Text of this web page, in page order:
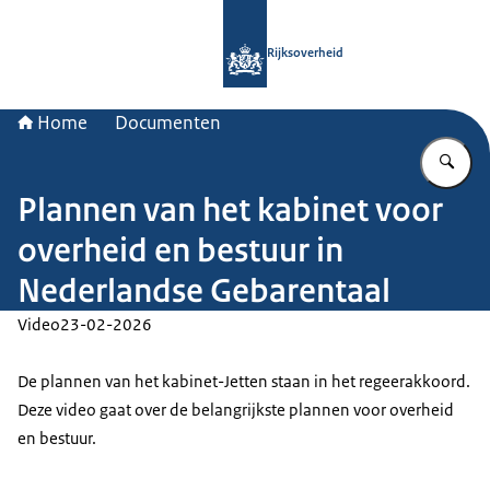
Rijksoverheid
Home Documenten
Plannen van het kabinet voor
overheid en bestuur in
Nederlandse Gebarentaal
Video23-02-2026
De plannen van het kabinet-Jetten staan in het regeerakkoord.
Deze video gaat over de belangrijkste plannen voor overheid
en bestuur.